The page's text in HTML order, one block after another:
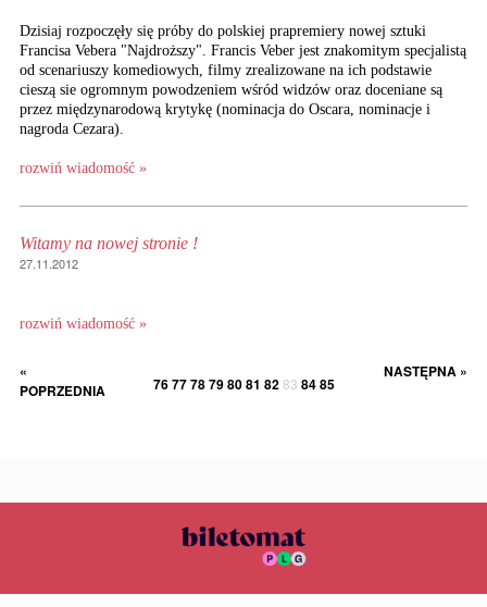
Dzisiaj rozpoczęły się próby do polskiej prapremiery nowej sztuki
Francisa Vebera "Najdroższy". Francis Veber jest znakomitym specjalistą
od scenariuszy komediowych, filmy zrealizowane na ich podstawie
cieszą sie ogromnym powodzeniem wśród widzów oraz doceniane są
przez międzynarodową krytykę (nominacja do Oscara, nominacje i
nagroda Cezara).
rozwiń wiadomość »
Witamy na nowej stronie !
27.11.2012
rozwiń wiadomość »
«
POPRZEDNIA
767778798081 8283 8485
NASTĘPNA »